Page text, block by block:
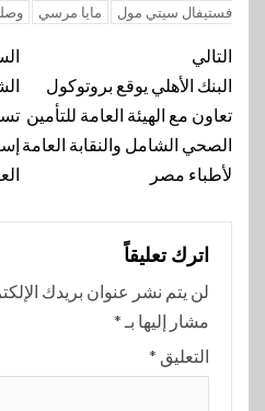
فستيفال سيتي مول
مايا مرسي
تنقل
المقالة
التالي
البنك الأهلي يوقع بروتوكول
تعاون مع الهيئة العامة للتأمين
الصحي الشامل والنقابة العامة
لأطباء مصر
اترك تعليقاً
لن يتم نشر عنوان بريدك
مشار إليها بـ *
التعليق *